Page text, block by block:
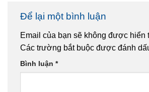
Để lại một bình luận
Email của bạn sẽ không được hiển
Các trường bắt buộc được đánh
Bình luận *